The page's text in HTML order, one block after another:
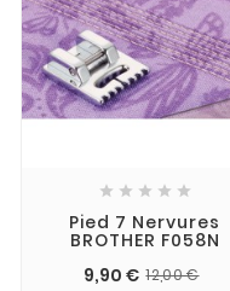
    
Pied 7 Nervures
BROTHER F058N
9,90 € 12,00 €